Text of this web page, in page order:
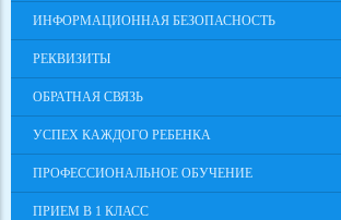
ИНФОРМАЦИОННАЯ БЕЗОПАСНОСТЬ
РЕКВИЗИТЫ
ОБРАТНАЯ СВЯЗЬ
УСПЕХ КАЖДОГО РЕБЕНКА
ПРОФЕССИОНАЛЬНОЕ ОБУЧЕНИЕ
ПРИЕМ В 1 КЛАСС